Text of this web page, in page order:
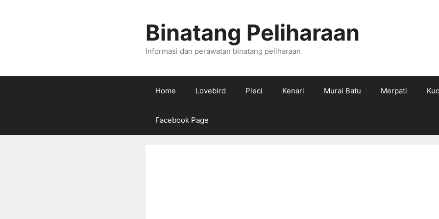
Binatang Peliharaan
Informasi dan perawatan binatang peliharaan
Home Lovebird Pleci Kenari Murai Batu Merpati
Facebook Page